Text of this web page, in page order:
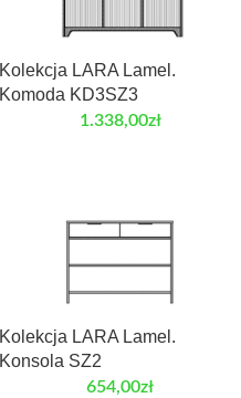
Kolekcja LARA Lamel.
Komoda KD3SZ3
1.338,00zł
Kolekcja LARA Lamel.
Konsola SZ2
654,00zł